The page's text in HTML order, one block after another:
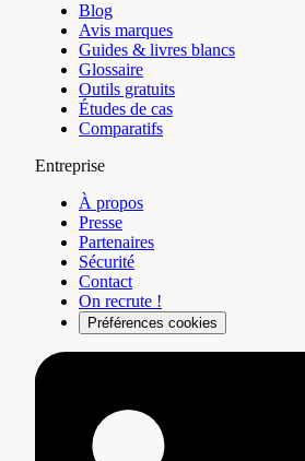
Blog
Avis marques
Guides & livres blancs
Glossaire
Outils gratuits
Études de cas
Comparatifs
Entreprise
À propos
Presse
Partenaires
Sécurité
Contact
On recrute !
Préférences cookies